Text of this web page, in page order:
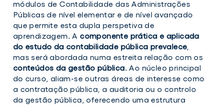
módulos de Contabilidade das Administrações
Públicas de nível elementar e de nível avançado
que permite esta dupla perspetiva de
aprendizagem. Acomponente prática e aplicada
do estudo da contabilidade pública prevalece
mas será abordada numa estreita relação com os
conteúdos da gestão pública. Ao núcleo principal
do curso, aliam-se outras áreas de interesse como
a contratação pública, a auditoria ou o controlo
da gestão pública, oferecendo uma estrutura